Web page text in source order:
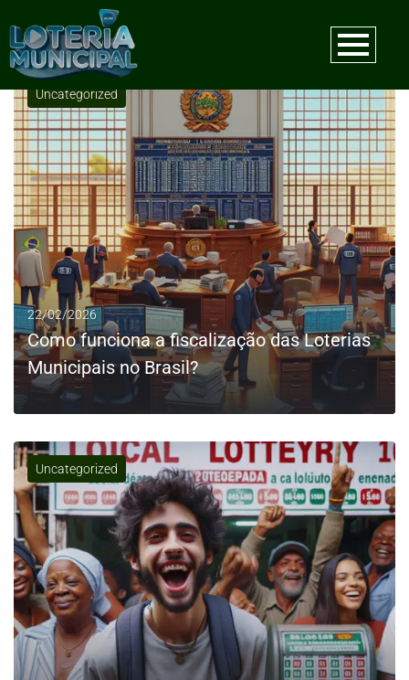
Mês:
Uncategorized
22/02/2026
Como funciona a fiscalização das Loterias
Municipais no Brasil?
LEIA MAIS
Uncategorized